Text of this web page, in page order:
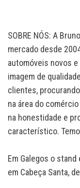
SOBRE NÓS: A
mercado desde
automóveis novos
imagem de
clientes,
na área do
na honestidade e
característico.
Em Galegos o
em Cabeça Santa,